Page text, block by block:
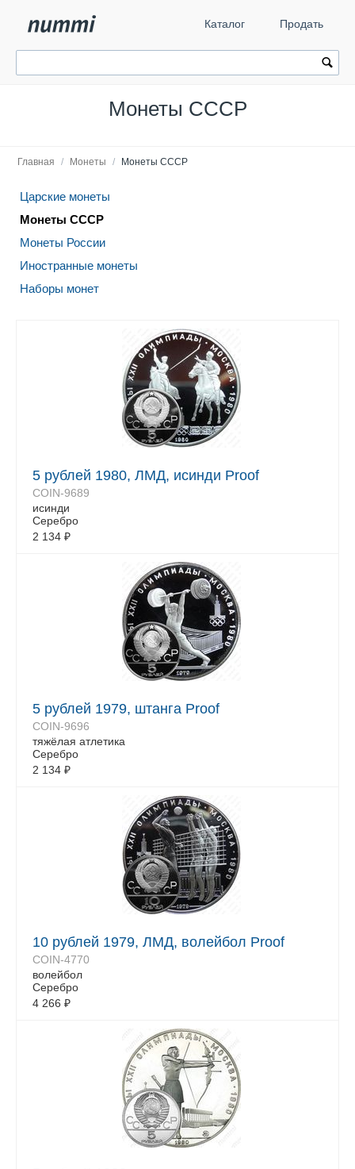
Каталог Продать
Монеты СССР
Главная / Монеты / Монеты СССР
Царские монеты
Монеты СССР
Монеты России
Иностранные монеты
Наборы монет
5 рублей 1980, ЛМД, исинди Proof
COIN-9689
исинди
Серебро
2 134 ₽
5 рублей 1979, штанга Proof
COIN-9696
тяжёлая атлетика
Серебро
2 134 ₽
10 рублей 1979, ЛМД, волейбол Proof
COIN-4770
волейбол
Серебро
4 266 ₽